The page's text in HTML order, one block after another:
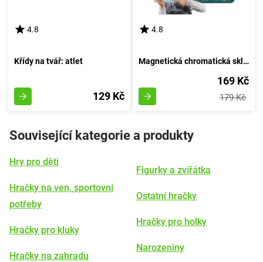
4.8
Křídy na tvář: atlet
129 Kč
4.8
Magnetická chromatická skládačka - Figurína
169 Kč
179 Kč
Související kategorie a produkty
Hry pro děti
Hračky na ven, sportovní
potřeby
Hračky pro kluky
Hračky na zahradu
Figurky a zvířátka
Ostatní hračky
Hračky pro holky
Narozeniny